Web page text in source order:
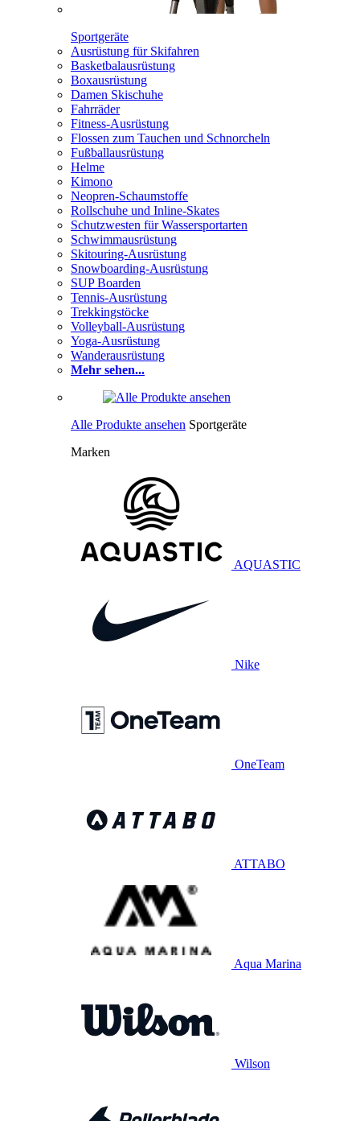
Sportgeräte
Ausrüstung für Skifahren
Basketbalausrüstung
Boxausrüstung
Damen Skischuhe
Fahrräder
Fitness-Ausrüstung
Flossen zum Tauchen und Schnorcheln
Fußballausrüstung
Helme
Kimono
Neopren-Schaumstoffe
Rollschuhe und Inline-Skates
Schutzwesten für Wassersportarten
Schwimmausrüstung
Skitouring-Ausrüstung
Snowboarding-Ausrüstung
SUP Boarden
Tennis-Ausrüstung
Trekkingstöcke
Volleyball-Ausrüstung
Yoga-Ausrüstung
Wanderausrüstung
Mehr sehen...
Alle Produkte ansehen Sportgeräte
Marken
AQUASTIC
Nike
OneTeam
ATTABO
Aqua Marina
Wilson